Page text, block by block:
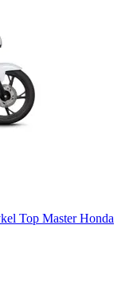
Top Master Honda